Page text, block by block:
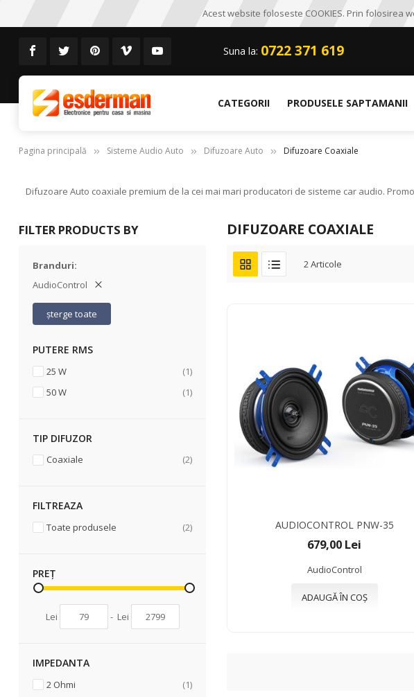
Acest website foloseste COOKIES. Prin folosirea
Suna la: 0722 371 619
CATEGORII PRODUSELE SAPTAMANII
Pagina principală Sisteme Audio Auto Difuzoare Auto Difuzoare Coaxiale
Difuzoare Auto coaxiale premium de la cei mai mari producatori de sisteme car audio.
DIFUZOARE COAXIALE
2Articole
AUDIOCONTROL PNW-35
679,00 Lei
AudioControl
ADAUGĂ ÎN COȘ
FILTER PRODUCTS BY
Branduri
AudioControl
șterge toate
PUTERE RMS
25 W 1articol
50 W
1articol
TIP DIFUZOR
Coaxiale 2articole
FILTREAZA
Toate produsele 2articole
PREȚ
Lei - Lei
IMPEDANTA
2 Ohmi 1articol